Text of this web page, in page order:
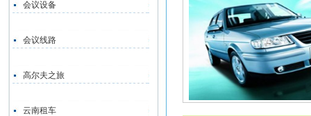
会议设备
会议线路
高尔夫之旅
云南租车